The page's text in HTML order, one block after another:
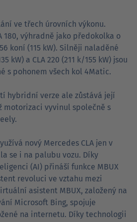
ve třech úrovních výkonu.
180, výhradně jako předokolka o
koní (115 kW). Silněji naladěné
kW) a CLA 220 (211 k/155 kW) jsou
s pohonem všech kol 4Matic.
hybridní verze ale zůstává její
motorizaci vyvinul společně s
nový Mercedes CLA jen v
se i na palubu vozu. Díky
(AI) přináší funkce MBUX
revoluci ve vztahu mezi
asistent MBUX, založený na
Microsoft Bing, spojuje
na internetu. Díky technologii